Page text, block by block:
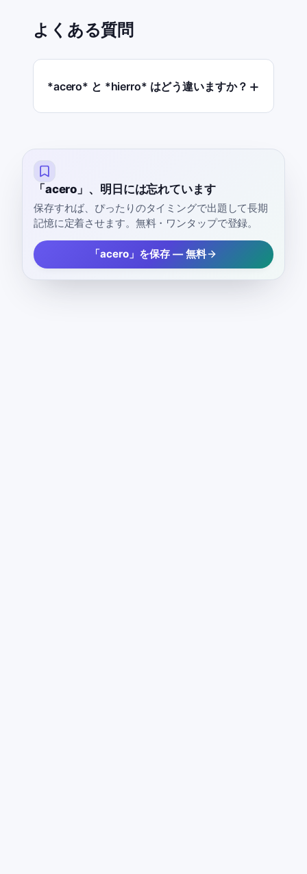
よくある質問
*acero* と *hierro* はどう違いますか？
「acero」、明日には忘れています
保存すれば、ぴったりのタイミングで出題して長期
記憶に定着させます。無料・ワンタップで登録。
「acero」を保存 — 無料